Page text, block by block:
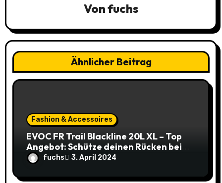
v
i
g
n
Vonfuchs
Ähnlicher Beitrag
Fashion & Accessoires
EVOC FR Trail Blackline 20L XL – Top
Angebot: Schütze deinen Rücken beim
Biken zum unschlagbaren Preis!
fuchs 3. April 2024